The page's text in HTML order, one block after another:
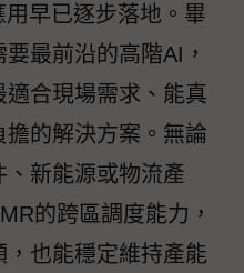
早已逐步落地。畢
最前沿的高階AI，
合現場需求、能真
的解決方案。無論
新能源或物流產
的跨區調度能力，
也能穩定維持產能